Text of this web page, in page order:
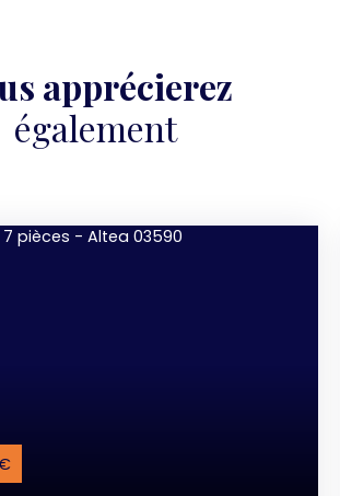
apprécierez
également